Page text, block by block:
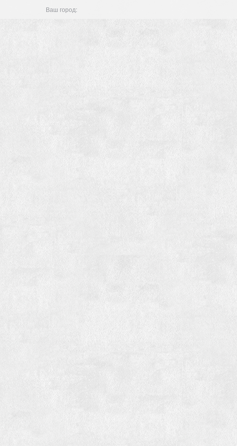
Ваш город: